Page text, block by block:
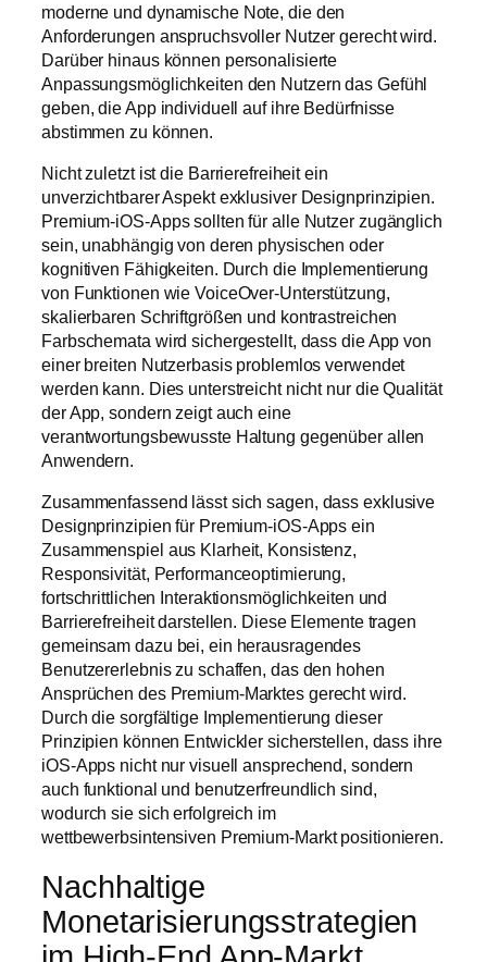
moderne und dynamische Note, die den
Anforderungen anspruchsvoller Nutzer gerecht wird.
Darüber hinaus können personalisierte
Anpassungsmöglichkeiten den Nutzern das Gefühl
geben, die App individuell auf ihre Bedürfnisse
abstimmen zu können.
Nicht zuletzt ist die Barrierefreiheit ein
unverzichtbarer Aspekt exklusiver Designprinzipien.
Premium-iOS-Apps sollten für alle Nutzer zugänglich
sein, unabhängig von deren physischen oder
kognitiven Fähigkeiten. Durch die Implementierung
von Funktionen wie VoiceOver-Unterstützung,
skalierbaren Schriftgrößen und kontrastreichen
Farbschemata wird sichergestellt, dass die App von
einer breiten Nutzerbasis problemlos verwendet
werden kann. Dies unterstreicht nicht nur die Qualität
der App, sondern zeigt auch eine
verantwortungsbewusste Haltung gegenüber allen
Anwendern.
Zusammenfassend lässt sich sagen, dass exklusive
Designprinzipien für Premium-iOS-Apps ein
Zusammenspiel aus Klarheit, Konsistenz,
Responsivität, Performanceoptimierung,
fortschrittlichen Interaktionsmöglichkeiten und
Barrierefreiheit darstellen. Diese Elemente tragen
gemeinsam dazu bei, ein herausragendes
Benutzererlebnis zu schaffen, das den hohen
Ansprüchen des Premium-Marktes gerecht wird.
Durch die sorgfältige Implementierung dieser
Prinzipien können Entwickler sicherstellen, dass ihre
iOS-Apps nicht nur visuell ansprechend, sondern
auch funktional und benutzerfreundlich sind,
wodurch sie sich erfolgreich im
wettbewerbsintensiven Premium-Markt positionieren.
Nachhaltige
Monetarisierungsstrategien